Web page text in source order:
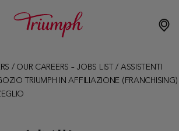
/ OUR CAREERS – JOBS LIST / ASSISTENTI
TRIUMPH IN AFFILIAZIONE (FRANCHISING)